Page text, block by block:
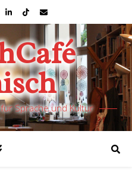
Sprache und Kultur